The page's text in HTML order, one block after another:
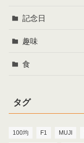
記念日
趣味
食
タグ
100均 F1 MUJI